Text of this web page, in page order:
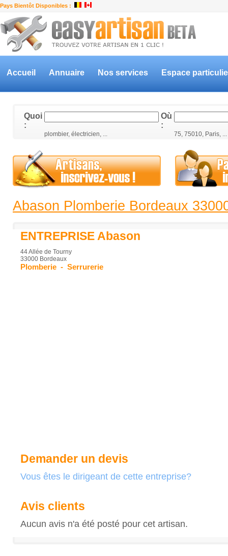
Pays Bientôt Disponibles :
Accueil Annuaire Nos services Espace
Quoi
:
Où
:
plombier, électricien, ... 75, 75010, Paris, ...
Abason Plomberie Bordeaux
ENTREPRISE Abason
44 Allée de Tourny
33000 Bordeaux
Plomberie - Serrurerie
Demander un devis
Vous êtes le dirigeant de cette entreprise?
Avis clients
Aucun avis n'a été posté pour cet artisan.